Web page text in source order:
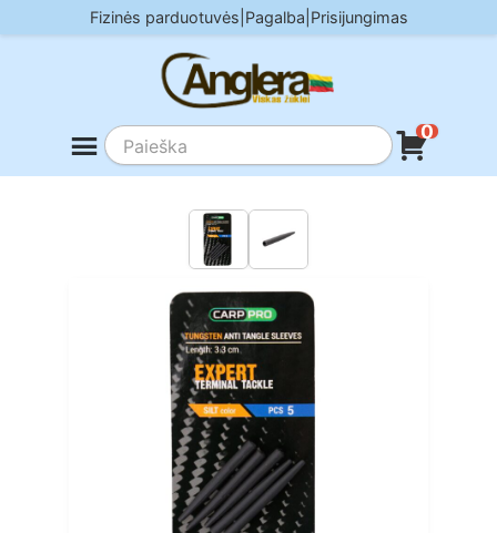
to
Fizinės parduotuvės Pagalba Prisijungimas
0